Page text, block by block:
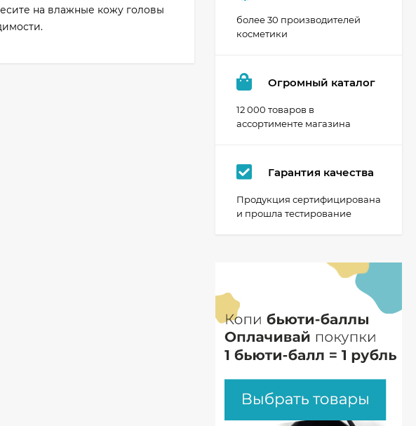
на влажные кожу головы
более 30 производителей
косметики
Огромный каталог
12 000 товаров в
ассортименте магазина
Гарантия качества
Продукция сертифицирована
и прошла тестирование